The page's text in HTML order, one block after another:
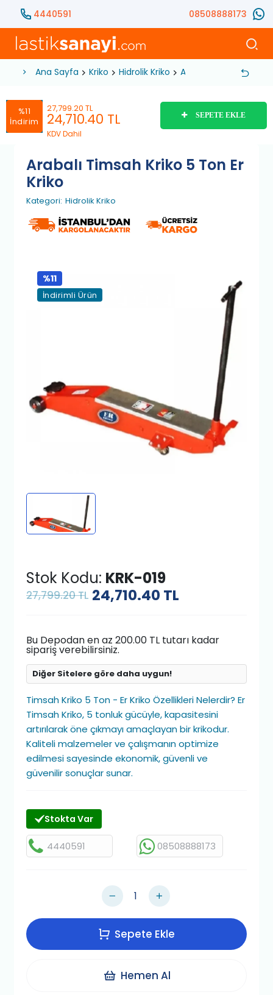
4440591 08508888173
Ana Sayfa Kriko Hidrolik Kriko Arabalı Timsah Kriko
%11
İndirim
27,799.20 TL
24,710.40 TL
KDV Dahil
SEPETE EKLE
Arabalı Timsah Kriko 5 Ton Er
Kriko
Kategori: Hidrolik Kriko
%11
İndirimli Ürün
Stok Kodu: KRK-019
27,799.20 TL 24,710.40 TL
Bu Depodan en az 200.00 TL tutarı kadar
sipariş verebilirsiniz.
Diğer Sitelere göre daha uygun!
Timsah Kriko 5 Ton - Er Kriko Özellikleri Nelerdir? Er
Timsah Kriko, 5 tonluk gücüyle, kapasitesini
artırılarak öne çıkmayı amaçlayan bir krikodur.
Kaliteli malzemeler ve çalışmanın optimize
edilmesi sayesinde ekonomik, güvenli ve
güvenilir sonuçlar sunar.
Stokta Var
4440591 08508888173
Sepete Ekle
Hemen Al